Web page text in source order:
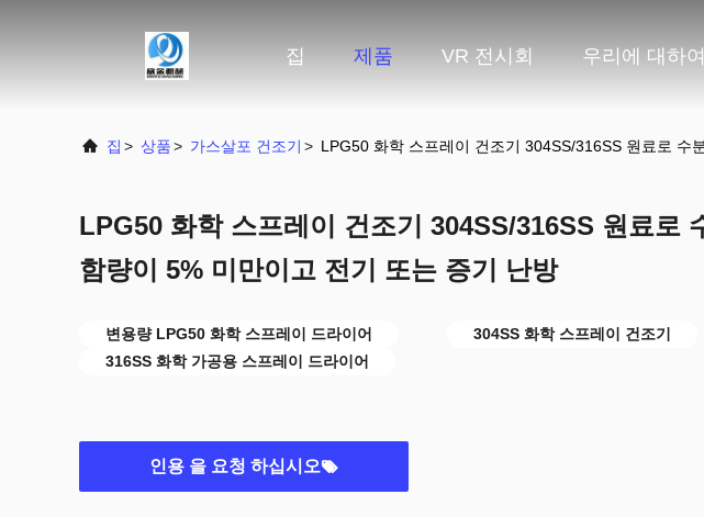
집 제품 VR 전시회 우리에 대하여
집 > 상품> 가스살포 건조기 > LPG50 화학 스프레이 건조기 304SS/316SS 원료로 수
LPG50 화학 스프레이 건조기 304SS/316SS 원료로
함량이 5% 미만이고 전기 또는 증기 난방
변용량 LPG50 화학 스프레이 드라이어
304SS 화학 스프레이 건조기
316SS 화학 가공용 스프레이 드라이어
인용 을 요청 하십시오